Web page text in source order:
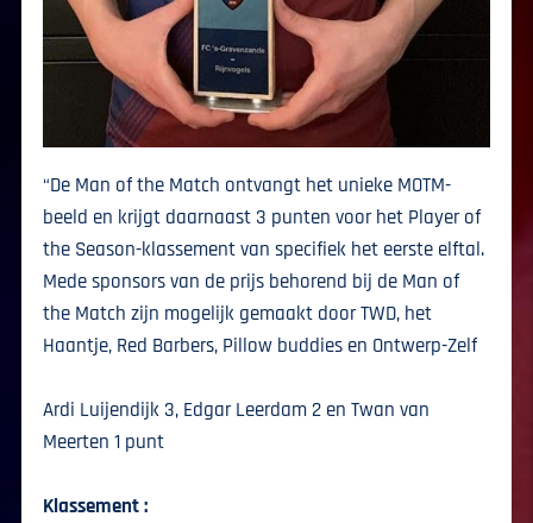
“De Man of the Match ontvangt het unieke MOTM-
beeld en krijgt daarnaast 3 punten voor het Player of
the Season-klassement van specifiek het eerste elftal.
Mede sponsors van de prijs behorend bij de Man of
the Match zijn mogelijk gemaakt door TWD, het
Haantje, Red Barbers, Pillow buddies en Ontwerp-Zelf
Ardi Luijendijk 3, Edgar Leerdam 2 en Twan van
Meerten 1 punt
Klassement :